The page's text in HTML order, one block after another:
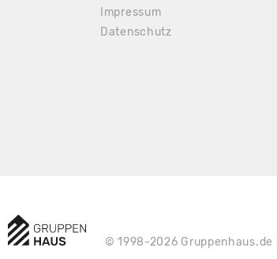
Impressum
Datenschutz
© 1998-2026 Gruppenhaus.de